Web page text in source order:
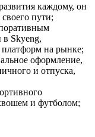
каждому, он
пути;
в Skyeng,
на рынке;
оформление,
и отпуска,
и футболом;